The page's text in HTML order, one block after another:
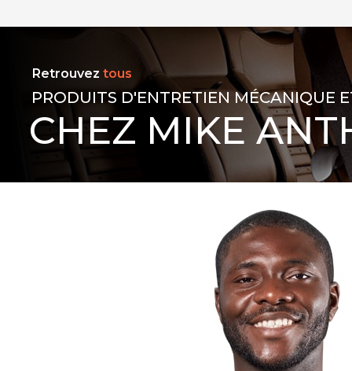
Retrouvez tous
PRODUITS D'ENTRETIEN MÉCANIQUE
CHEZ MIKE